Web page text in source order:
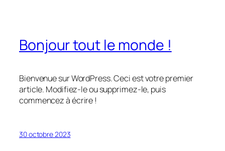
Bonjour tout le monde !
Bienvenue sur WordPress. Ceci est votre premier
article. Modifiez-le ou supprimez-le, puis
commencez à écrire !
30 octobre 2023